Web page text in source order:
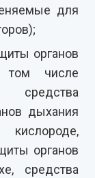
для
органов
том числе
средства
дыхания
органов
средства